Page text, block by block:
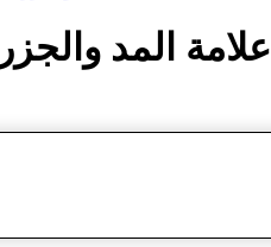
ساعة معصم کاسیو CASIO علامة المد والجزر